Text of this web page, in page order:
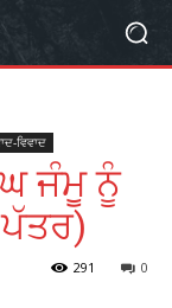
ਵਿਵਾਦ
ਜੰਮੂ ਨੂੰ
0
291